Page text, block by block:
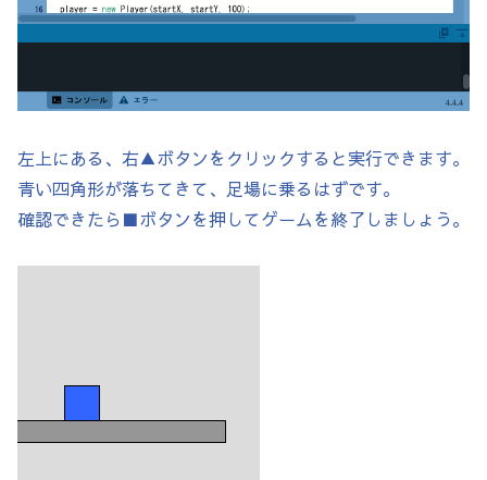
blocks.add(new NormalBlock(0, 450, 200,
// 左上から右に100, 下に450の位置に、 幅100,
//
void draw() {
左上にある、右▲ボタンをクリックすると実行できます。
青い四角形が落ちてきて、足場に乗るはずです。
確認できたら■ボタンを押してゲームを終了しましょう。